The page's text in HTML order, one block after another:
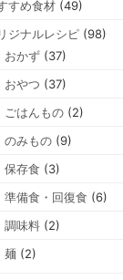
すめ食材(49)
ジナルレシピ(98)
おかず(37)
おやつ (37)
ごはんもの(2)
のみもの(9)
保存食 (3)
準備食・回復食 (6)
調味料(2)
麺 (2)